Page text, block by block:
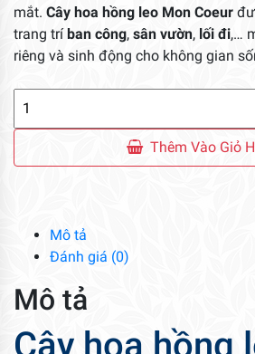
mắt. Cây hoa hồng leo Mon Coeur
trang tríban công, sân vườn, lối đi,…
riêng và sinh động cho không gian
Leo
Thêm Vào Giỏ
Mô tả
Đánh giá (0)
Mô tả
Cây hoa hồng